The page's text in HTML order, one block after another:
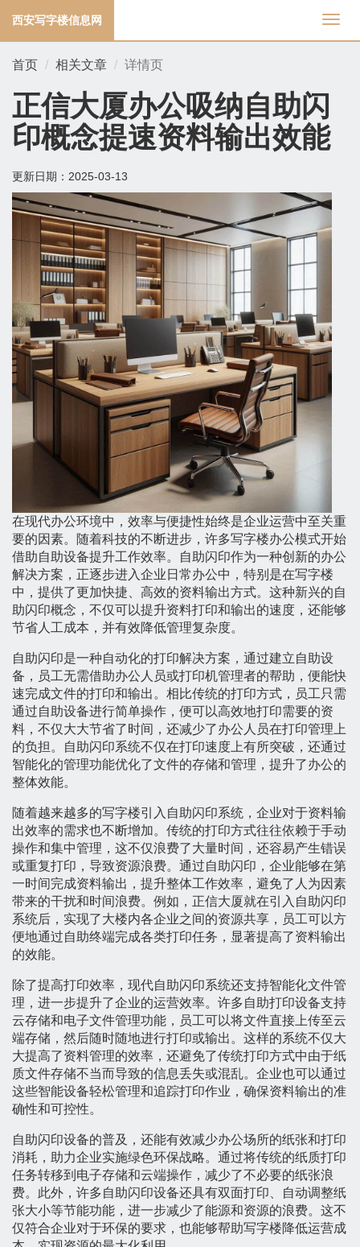
切
换
西安写字楼信息网
首页 相关文章 详情页
正信大厦办公吸纳自助闪
印概念提速资料输出效能
更新日期： 2025-03-13
在现代办公环境中，效率与便捷性始终是企业运营中至关重
要的因素。随着科技的不断进步，许多写字楼办公模式开始
借助自助设备提升工作效率。自助闪印作为一种创新的办公
解决方案，正逐步进入企业日常办公中，特别是在写字楼
中，提供了更加快捷、高效的资料输出方式。这种新兴的自
助闪印概念，不仅可以提升资料打印和输出的速度，还能够
节省人工成本，并有效降低管理复杂度。
自助闪印是一种自动化的打印解决方案，通过建立自助设
备，员工无需借助办公人员或打印机管理者的帮助，便能快
速完成文件的打印和输出。相比传统的打印方式，员工只需
通过自助设备进行简单操作，便可以高效地打印需要的资
料，不仅大大节省了时间，还减少了办公人员在打印管理上
的负担。自助闪印系统不仅在打印速度上有所突破，还通过
智能化的管理功能优化了文件的存储和管理，提升了办公的
整体效能。
随着越来越多的写字楼引入自助闪印系统，企业对于资料输
出效率的需求也不断增加。传统的打印方式往往依赖于手动
操作和集中管理，这不仅浪费了大量时间，还容易产生错误
或重复打印，导致资源浪费。通过自助闪印，企业能够在第
一时间完成资料输出，提升整体工作效率，避免了人为因素
带来的干扰和时间浪费。例如，正信大厦就在引入自助闪印
系统后，实现了大楼内各企业之间的资源共享，员工可以方
便地通过自助终端完成各类打印任务，显著提高了资料输出
的效能。
除了提高打印效率，现代自助闪印系统还支持智能化文件管
理，进一步提升了企业的运营效率。许多自助打印设备支持
云存储和电子文件管理功能，员工可以将文件直接上传至云
端存储，然后随时随地进行打印或输出。这样的系统不仅大
大提高了资料管理的效率，还避免了传统打印方式中由于纸
质文件存储不当而导致的信息丢失或混乱。企业也可以通过
这些智能设备轻松管理和追踪打印作业，确保资料输出的准
确性和可控性。
自助闪印设备的普及，还能有效减少办公场所的纸张和打印
消耗，助力企业实施绿色环保战略。通过将传统的纸质打印
任务转移到电子存储和云端操作，减少了不必要的纸张浪
费。此外，许多自助闪印设备还具有双面打印、自动调整纸
张大小等节能功能，进一步减少了能源和资源的浪费。这不
仅符合企业对于环保的要求，也能够帮助写字楼降低运营成